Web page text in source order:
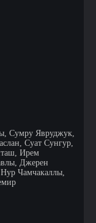
Сумру Явруджук,
Суат Сунгур,
Ирем
Джерен
Чамчакаллы,